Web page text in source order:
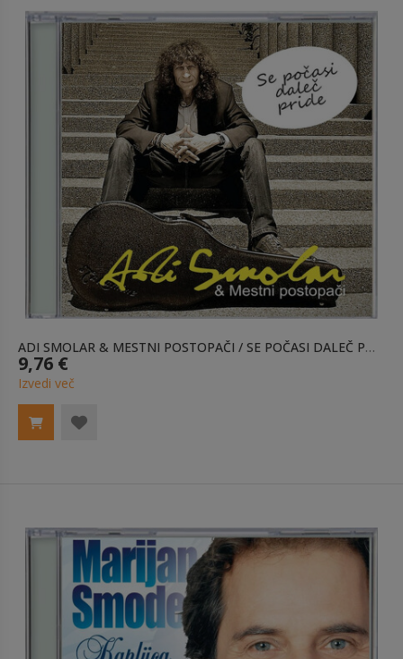
ADI SMOLAR & MESTNI POSTOPAČI / SE POČASI DALEČ PRIDE - CD
9,76 €
Izvedi več